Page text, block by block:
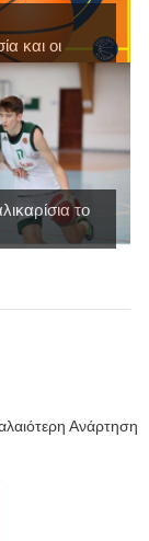
και οι
το
Ανάρτηση